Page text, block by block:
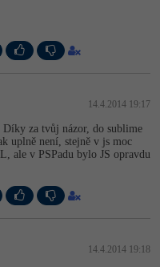
14.4.2014 19:17
za tvůj názor, do sublime
uplně není, stejně v js moc
ale v PSPadu bylo JS opravdu
14.4.2014 19:18